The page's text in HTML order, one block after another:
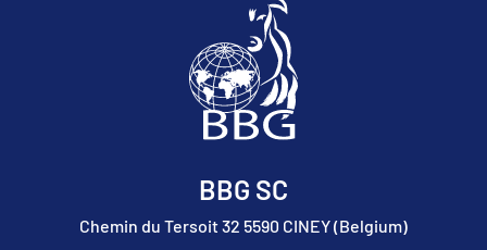
BBG SC
Chemin du Tersoit 32 5590 CINEY (Belgium)